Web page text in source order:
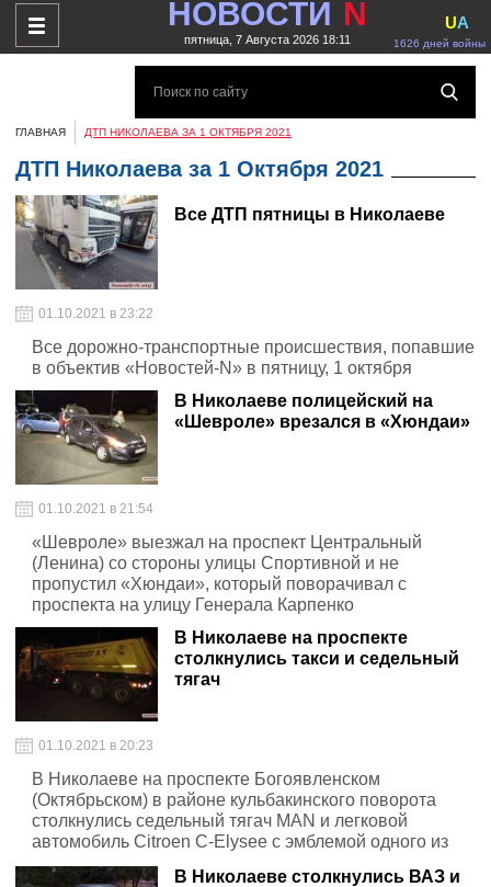
НОВОСТИ N
пятница, 7 Августа 2026 18:11 1626 дней войны
UA
ГЛАВНАЯ ДТП НИКОЛАЕВА ЗА 1 ОКТЯБРЯ 2021
ДТП Николаева за 1 Октября 2021
Все ДТП пятницы в Николаеве
01.10.2021 в 23:22
Все дорожно-транспортные происшествия, попавшие
в объектив «Новостей-N» в пятницу, 1 октября
В Николаеве полицейский на
«Шевроле» врезался в «Хюндаи»
01.10.2021 в 21:54
«Шевроле» выезжал на проспект Центральный
(Ленина) со стороны улицы Спортивной и не
пропустил «Хюндаи», который поворачивал с
проспекта на улицу Генерала Карпенко
В Николаеве на проспекте
столкнулись такси и седельный
тягач
01.10.2021 в 20:23
В Николаеве на проспекте Богоявленском
(Октябрьском) в районе кульбакинского поворота
столкнулись седельный тягач MAN и легковой
автомобиль Citroen C-Elysee с эмблемой одного из
предприятий, оказывающих услуги такси
В Николаеве столкнулись ВАЗ и